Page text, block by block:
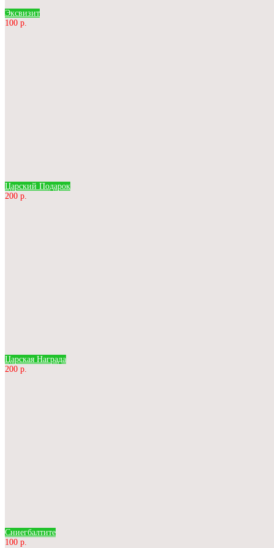
Эксвизит
100 р.
Царский Подарок
200 р.
Царская Награда
200 р.
Сниегбалтите
100 р.